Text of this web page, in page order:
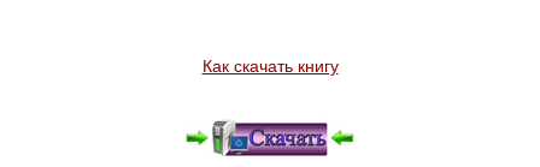
Как скачать книгу